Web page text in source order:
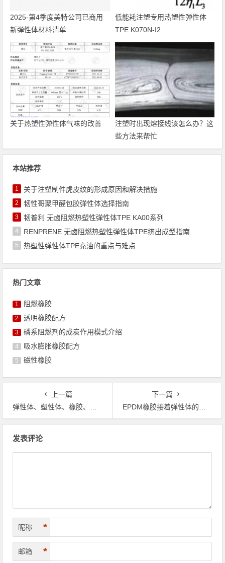
2025-第4季度美特公司已商用
新弹性体材料清单
低能耗注塑专用热塑性弹性体
TPE K070N-I2
关于热塑性弹性体气味的改善
注塑时出现熔接线该怎么办？这
些方法来帮忙
本站推荐
1 关于注塑制件虎皮纹的形成原因和解决措施
2 韧性哥聚甲醛包胶弹性体选择指南
3 韧普利 无卤阻燃热塑性弹性体TPE KA00系列
4 RENPRENE 无卤阻燃热塑性弹性体TPE挤出成型指南
5 热塑性弹性体TPE充油的重点与难点
热门文章
1 阻燃橡胶
2 透明橡胶配方
3 磷系阻燃剂的成炭作用模式介绍
4 吸水膨胀橡胶配方
5 磁性橡胶
上一篇
弹性体、塑性体、橡胶、可塑性、母炼胶等专业用语介绍
下一篇
EPDM橡胶接着弹性体的粘接强度探讨
发表评论
昵称 *
邮箱 *